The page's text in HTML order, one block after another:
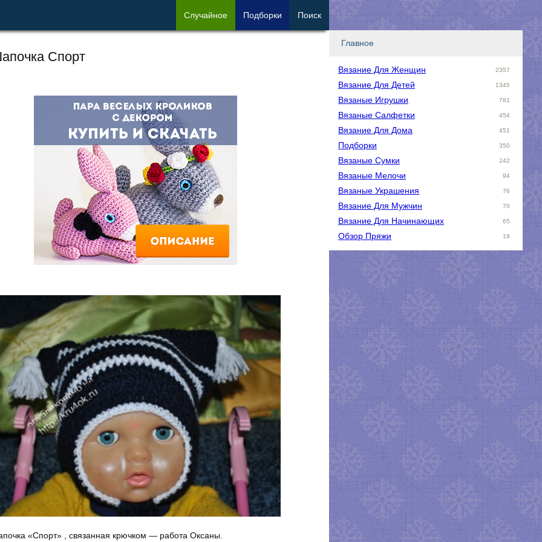
Спорт
«Спорт» , связанная крючком — работа Оксаны.
Главное
Вязание Для Женщин 2357
Вязание Для Детей 1345
Вязаные Игрушки 781
Вязаные Салфетки 454
Вязание Для Дома 451
Подборки 350
Вязаные Сумки 242
Вязаные Мелочи 94
Вязаные Украшения 76
Вязание Для Мужчин 70
Вязание Для Начинающих 65
Обзор Пряжи 19
Случайное Подборки Поиск